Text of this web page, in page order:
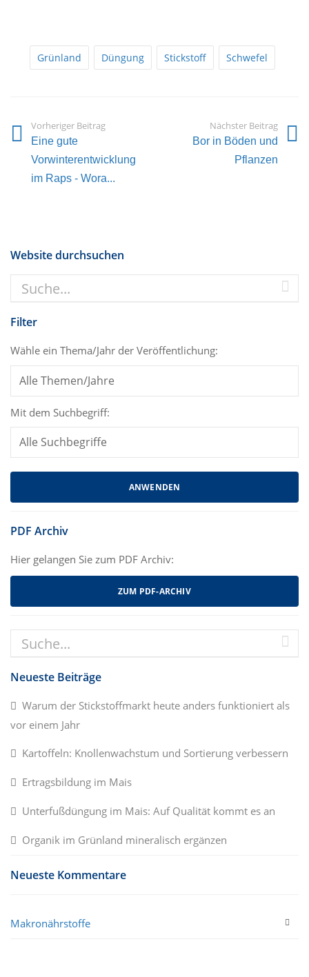
Grünland Düngung Stickstoff Schwefel
Vorheriger Beitrag
Eine gute
Vorwinterentwicklung
im Raps - Wora...
Nächster Beitrag
Bor in Böden und
Pflanzen
Website durchsuchen
Filter
Wähle ein Thema/Jahr der Veröffentlichung:
Mit dem Suchbegriff:
PDF Archiv
Hier gelangen Sie zum PDF Archiv:
ZUM PDF-ARCHIV
Neueste Beiträge
Warum der Stickstoffmarkt heute anders funktioniert als
vor einem Jahr
Kartoffeln: Knollenwachstum und Sortierung verbessern
Ertragsbildung im Mais
Unterfußdüngung im Mais: Auf Qualität kommt es an
Organik im Grünland mineralisch ergänzen
Neueste Kommentare
Makronährstoffe